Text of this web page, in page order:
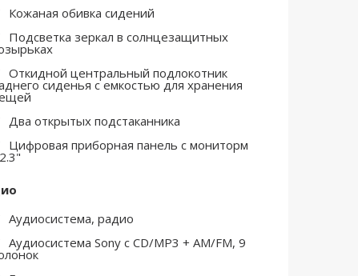
Кожаная обивка сидений
Подсветка зеркал в солнцезащитных
Откидной центральный подлокотник
сиденья с емкостью для хранения
Два открытых подстаканника
Цифровая приборная панель с мониторм
Аудиосистема, радио
Аудиосистема Sony с CD/MP3 + AM/FM, 9